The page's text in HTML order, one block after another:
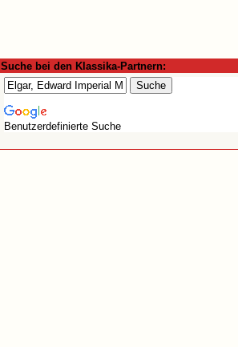
Suche bei den Klassika-Partnern:
Benutzerdefinierte Suche